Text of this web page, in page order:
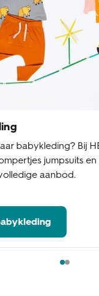
babykleding? Bij
jumpsuits
aanbod.